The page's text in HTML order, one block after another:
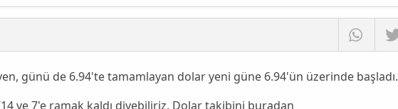
günü de 6.94'te tamamlayan dolar yeni güne 6.94'ün üzerinde başladı.
ve 7'e ramak kaldı diyebiliriz. Dolar takibini buradan